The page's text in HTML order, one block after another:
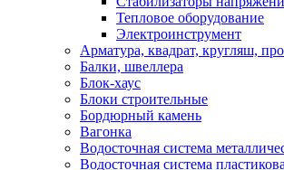
Тепловое оборудование
Электроинструмент
Арматура, квадрат, кругляш,
Балки, швеллера
Блок-хаус
Блоки строительные
Бордюрный камень
Вагонка
Водосточная система
Водосточная система